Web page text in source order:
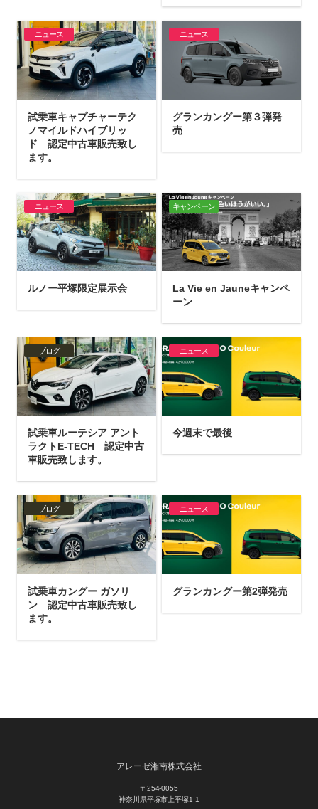
ニュース
試乗車キャプチャーテク
ノマイルドハイブリッ
ド 認定中古車販売致し
ます。
ニュース
グランカングー第３弾発
売
ニュース
ルノー平塚限定展示会
キャンペーン
La Vie en Jauneキャンペ
ーン
ブログ
試乗車ルーテシア アント
ラクトE-TECH 認定中古
車販売致します。
ニュース
今週末で最後
ブログ
試乗車カングー ガソリ
ン 認定中古車販売致し
ます。
ニュース
グランカングー第2弾発売
アレーゼ湘南株式会社
〒254-0055
神奈川県平塚市上平塚1-1